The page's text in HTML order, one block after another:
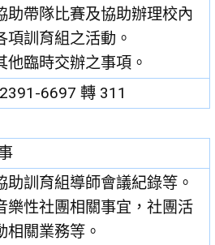
助帶隊比賽及協助辦理校內
項訓育組之活動。
他臨時交辦之事項。
6697 轉 311
助訓育組導師會議紀錄等。
樂性社團相關事宜，社團活
相關業務等。